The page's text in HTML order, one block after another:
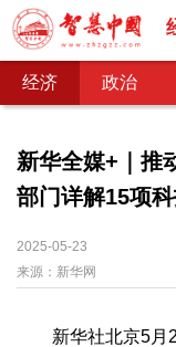
经济 政治
经济
经济观察
经济转型
新华全媒+｜推
部门详解15项
2025-05-23
来源： 新华网
新华社北京5月